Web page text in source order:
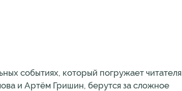
событиях, который погружает читателя
и Артём Гришин, берутся за сложное